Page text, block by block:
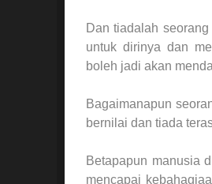
Dan tiadalah
untuk dirinya dan
boleh jadi akan
Bagaimanapun
bernilai dan tiada
Betapapun manusia
mencapai